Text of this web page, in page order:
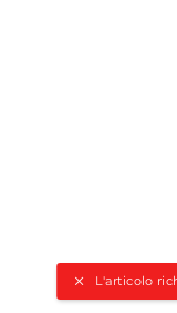
L'articolo